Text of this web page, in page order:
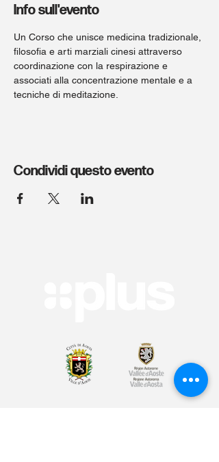
Info sull'evento
Un Corso che unisce medicina tradizionale,
filosofia e arti marziali cinesi attraverso
coordinazione con la respirazione e
associati alla concentrazione mentale e a
tecniche di meditazione.
Condividi questo evento